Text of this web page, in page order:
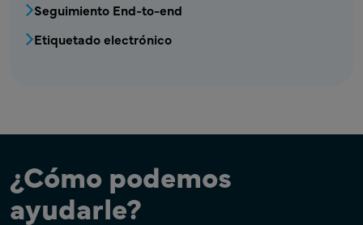
Seguimiento End-to-end
Etiquetado electrónico
¿Cómo podemos
ayudarle?